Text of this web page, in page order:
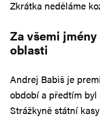
Zkrátka neděláme
Za všemi
oblasti
Andrej Babiš je
období a předtím
Strážkyně státní